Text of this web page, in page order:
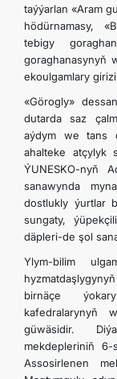
taýýarlan «Aram
hödürnamasy,
tebigy
goraghanasynyň
ekoulgamlary
«Görogly»
dutarda saz
aýdym we tans
ahalteke atçylyk
ÝUNESKO-nyň
sanawynda
dostlukly ýurtlar
sungaty,
däpleri-de şol
Ylym-bilim
birnäçe
kafedralarynyň
güwäsidir.
mekdepleriniň
Assosirlenen